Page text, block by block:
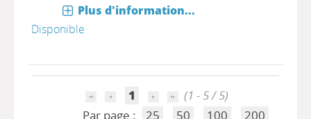
Plus d'information...
Disponible
1
(1 - 5 / 5)
Par page :
25 50 100 200